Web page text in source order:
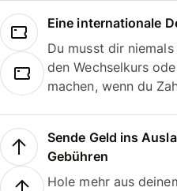
Eine internationale
Du musst dir
den Wechselkurs
machen, wenn du
Sende Geld ins
Gebühren
Hole mehr aus